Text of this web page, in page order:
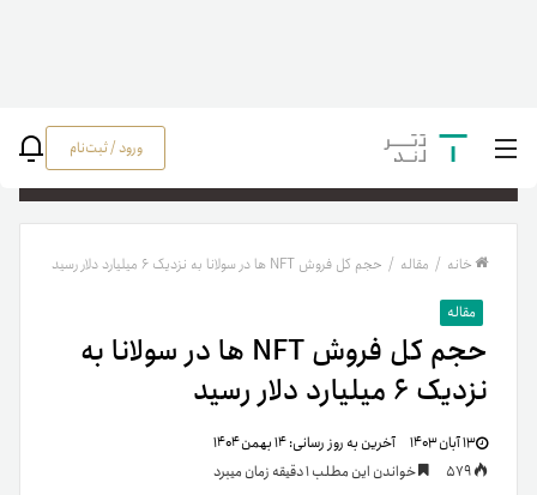
ورود / ثبت‌نام
خانه / مقاله / حجم کل فروش NFT ها در سولانا به نزدیک ۶ میلیارد دلار رسید
مقاله
حجم کل فروش NFT ها در سولانا به
نزدیک ۶ میلیارد دلار رسید
۱۳ آبان ۱۴۰۳ آخرین به روز رسانی:۱۴ بهمن ۱۴۰۴
خواندن این مطلب 1 دقیقه زمان میبرد